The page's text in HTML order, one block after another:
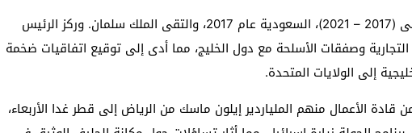
وسبق أن زار ترامب، في ولايته الأولى (2017 – 2021)، السعودية عام 2017، والتقى الملك سلمان. وركز الرئيس
وصفقات الأسلحة مع دول الخليج، مما أدى إلى توقيع اتفاقيات ضخمة
إلى الولايات المتحدة.
الأعمال منهم الملياردير إيلون ماسك من الرياض إلى قطر غدا الأربعاء،